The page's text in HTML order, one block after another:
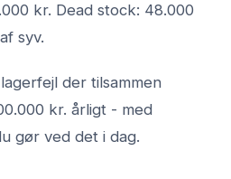
kr. Dead stock: 48.000
syv.
der tilsammen
kr. årligt - med
gør ved det i dag.